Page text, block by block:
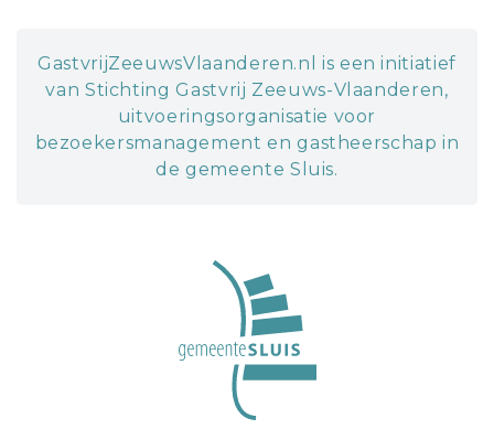
GastvrijZeeuwsVlaanderen.nl is een initiatief
van Stichting Gastvrij Zeeuws-Vlaanderen,
uitvoeringsorganisatie voor
bezoekersmanagement en gastheerschap in
de gemeente Sluis.